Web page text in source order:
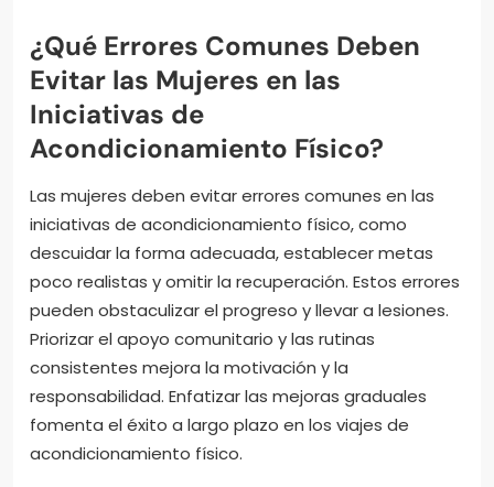
¿Qué Errores Comunes Deben
Evitar las Mujeres en las
Iniciativas de
Acondicionamiento Físico?
Las mujeres deben evitar errores comunes en las
iniciativas de acondicionamiento físico, como
descuidar la forma adecuada, establecer metas
poco realistas y omitir la recuperación. Estos errores
pueden obstaculizar el progreso y llevar a lesiones.
Priorizar el apoyo comunitario y las rutinas
consistentes mejora la motivación y la
responsabilidad. Enfatizar las mejoras graduales
fomenta el éxito a largo plazo en los viajes de
acondicionamiento físico.